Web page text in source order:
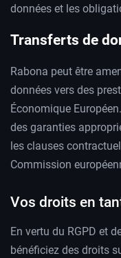
données et les
Transferts de
Rabona peut être
données vers des
Économique
des garanties
les clauses
Commission
Vos droits en
En vertu du RGPD et
bénéficiez des droits